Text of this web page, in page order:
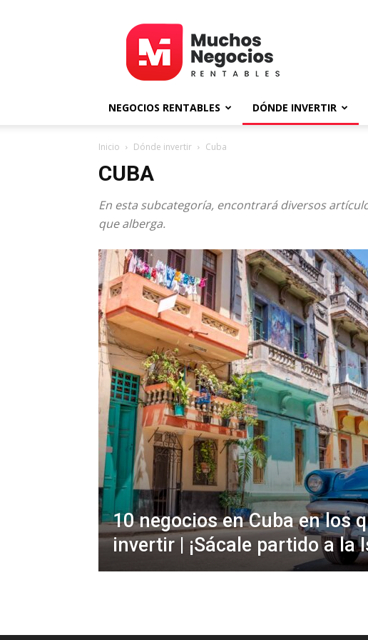
NEGOCIOS RENTABLES DÓNDE INVERTIR
Inicio Dónde invertir Cuba
CUBA
En esta subcategoría, encontrará diversos
que alberga.
10 negocios en Cuba en los
invertir | ¡Sácale partido a la